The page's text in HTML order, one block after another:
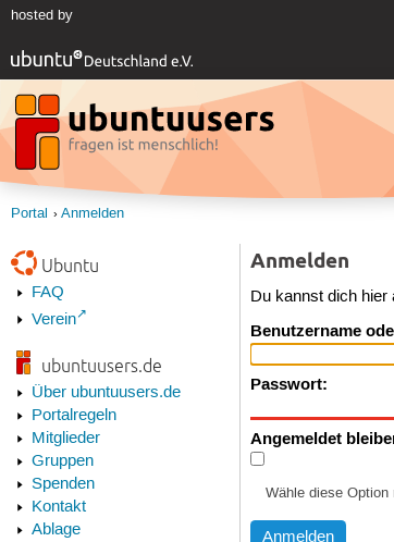
hosted by
Portal Anmelden
Ubuntu
FAQ
Verein
ubuntuusers.de
Über ubuntuusers.de
Portalregeln
Mitglieder
Gruppen
Spenden
Kontakt
Ablage
Anmelden
Du kannst dich hier
Benutzername
Passwort:
Angemeldet
Wähle diese